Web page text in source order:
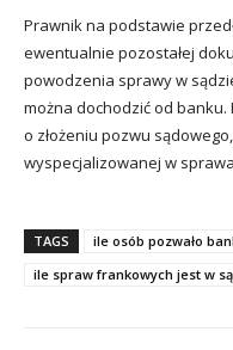
Prawnik na podstawie
ewentualnie pozostałej
powodzenia sprawy w
można dochodzić od
o złożeniu pozwu
wyspecjalizowanej w
TAGS ile osób pozwało
ile spraw frankowych jest w